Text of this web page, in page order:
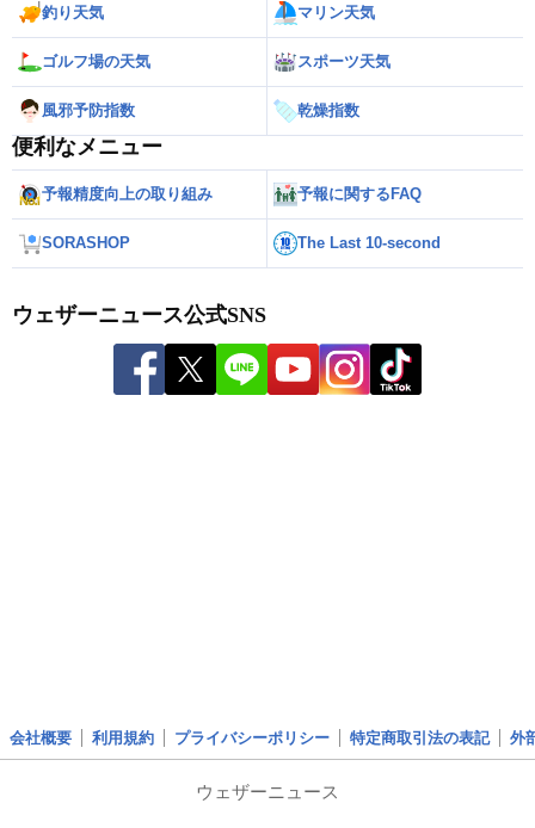
釣り天気 マリン天気
ゴルフ場の天気 スポーツ天気
風邪予防指数 乾燥指数
便利なメニュー
予報精度向上の取り組み 予報に関するFAQ
SORASHOP The Last 10-second
ウェザーニュース公式SNS
会社概要 利用規約 プライバシーポリシー 特定商取引法の表記 外
ウェザーニュース